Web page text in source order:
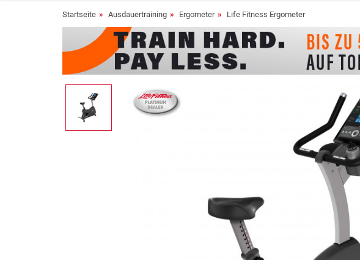
Startseite Ausdauertraining Ergometer Life Fitness Ergometer